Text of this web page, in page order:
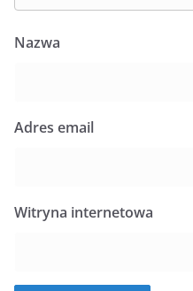
Nazwa
Adres email
Witryna internetowa